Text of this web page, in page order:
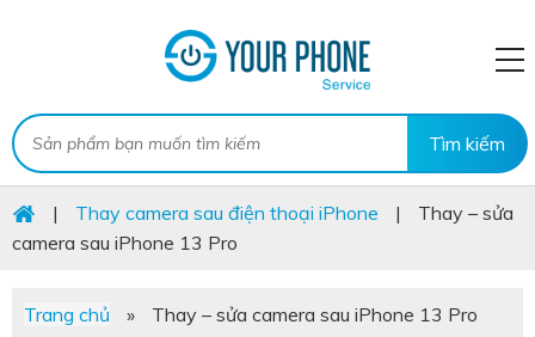
| Thay camera sau điện thoại iPhone |
Thay – sửa
camera sau iPhone 13 Pro
Trang chủ » Thay – sửa camera sau iPhone 13 Pro